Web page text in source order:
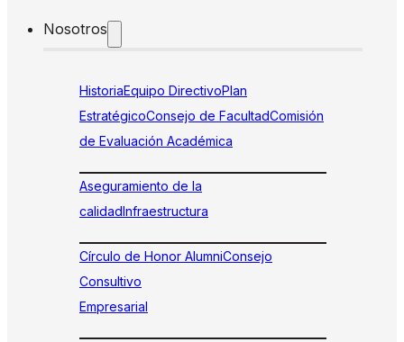
Nosotros
HistoriaEquipo DirectivoPlan
EstratégicoConsejo de FacultadComisión
de Evaluación Académica
Aseguramiento de la
calidadInfraestructura
Círculo de Honor AlumniConsejo
Consultivo
Empresarial